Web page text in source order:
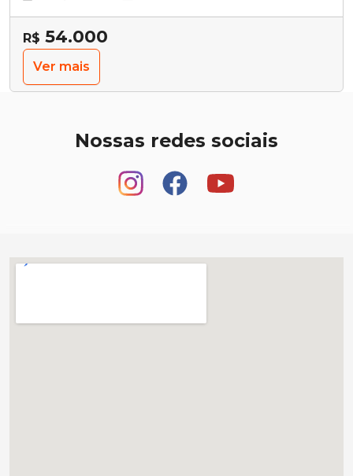
R$ 54.000
Ver mais
Nossas redes sociais